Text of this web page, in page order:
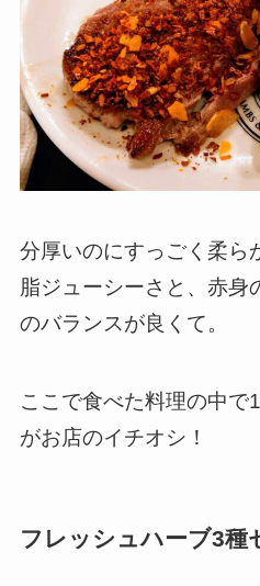
分厚いのにすっごく柔ら
脂ジューシーさと、赤身
のバランスが良くて。
ここで食べた料理の中で
がお店のイチオシ！
フレッシュハーブ3種